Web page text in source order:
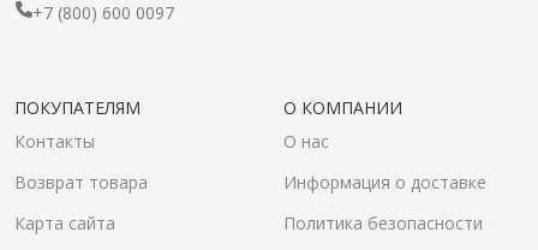
+7 (800) 600 0097
ПОКУПАТЕЛЯМ
Контакты
Возврат товара
Карта сайта
О КОМПАНИИ
О нас
Информация о доставке
Политика безопасности